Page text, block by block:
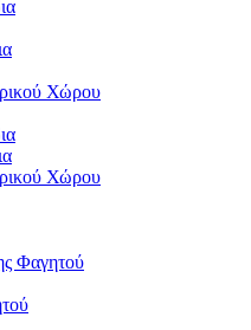
Χώρου
Χώρου
Φαγητού